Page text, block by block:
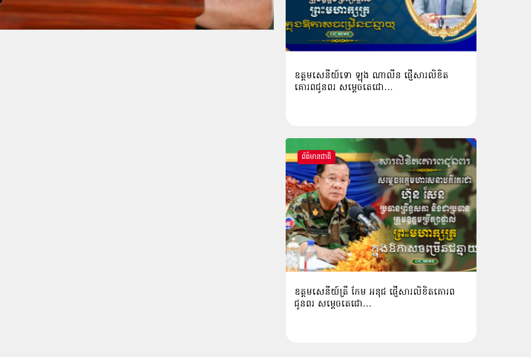
ឧត្ដមសេនីយ៍ទោ ឡុង ណាលីន ផ្ញើសារលិខិត
គោរពជូនពរ សម្ដេចតេជោ…
ព័ត៌មានជាតិ
ឧត្តមសេនីយ៍ត្រី កែម អនុជ ផ្ញើសារលិខិតគោរព
ជូនពរ សម្ដេចតេជោ…